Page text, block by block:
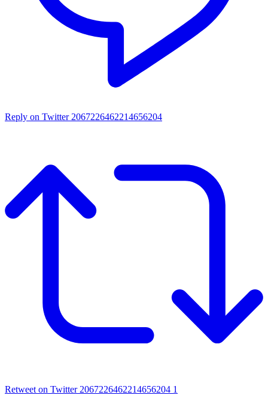
Reply on Twitter 2067226462214656204
Retweet on Twitter 2067226462214656204 1